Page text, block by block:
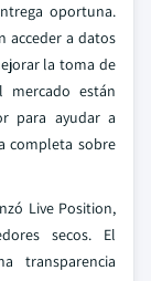
oportuna.
acceder a datos
la toma de
mercado están
para ayudar a
completa sobre
Live Position,
secos. El
transparencia